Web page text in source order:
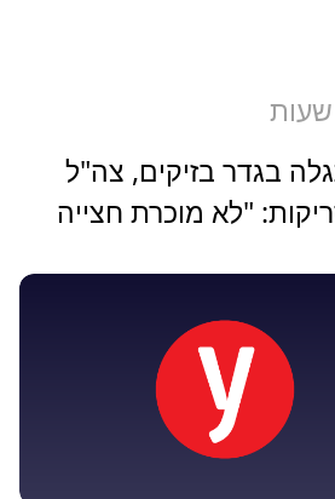
בגדר בזיקים, צה"ל
"לא מוכרת חצייה